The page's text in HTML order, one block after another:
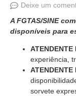
Deixe um
A FGTAS/SINE
disponíveis para
ATENDENTE
experiência,
ATENDENTE
sorvete